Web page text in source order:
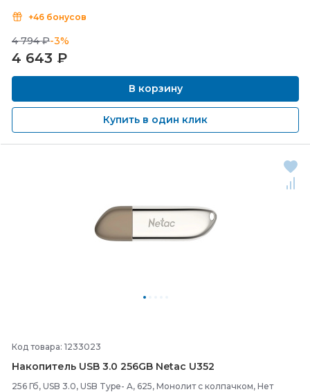
+46 бонусов
4 794 ₽-3%
4 643 ₽
В корзину
Купить в один клик
Код товара: 1233023
Накопитель USB 3.0 256GB Netac U352
256 Гб, USB 3.0, USB Type- A, 625, Монолит с колпачком, Нет